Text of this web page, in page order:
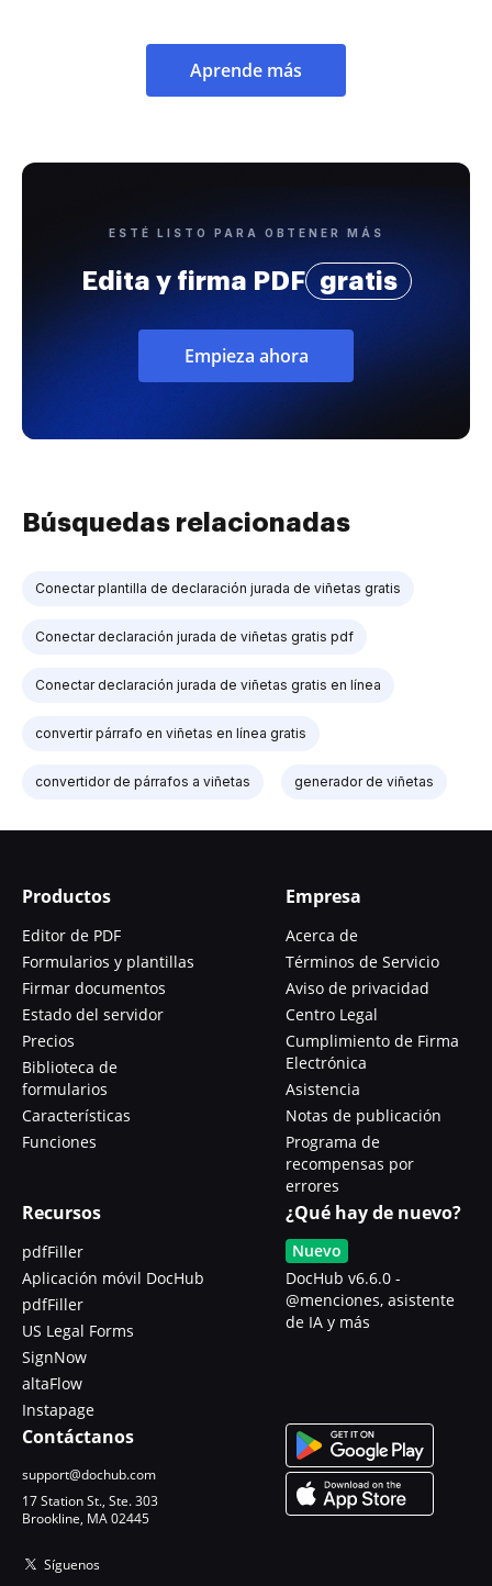
Aprende más
ESTÉ LISTO PARA OBTENER MÁS
Edita y firma PDF gratis
Empieza ahora
Búsquedas relacionadas
Conectar plantilla de declaración jurada de viñetas gratis
Conectar declaración jurada de viñetas gratis pdf
Conectar declaración jurada de viñetas gratis en línea
convertir párrafo en viñetas en línea gratis
convertidor de párrafos a viñetas generador de viñetas
Productos
Editor de PDF
Formularios y plantillas
Firmar documentos
Estado del servidor
Precios
Biblioteca de
formularios
Características
Funciones
Empresa
Acerca de
Términos de Servicio
Aviso de privacidad
Centro Legal
Cumplimiento de Firma
Electrónica
Asistencia
Notas de publicación
Programa de
recompensas por
errores
Recursos
pdfFiller
Aplicación móvil DocHub
pdfFiller
US Legal Forms
SignNow
altaFlow
Instapage
¿Qué hay de nuevo?
Nuevo
DocHub v6.6.0 -
@menciones, asistente
de IA y más
Contáctanos
support@dochub.com
17 Station St., Ste. 303
Brookline, MA 02445
Síguenos